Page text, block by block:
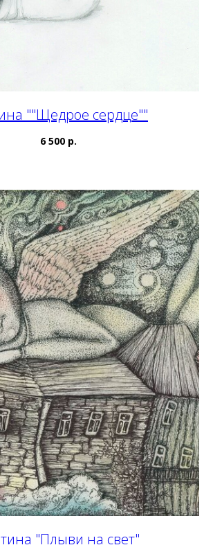
""Щедрое сердце""
6 500 р.
"Плыви на свет"